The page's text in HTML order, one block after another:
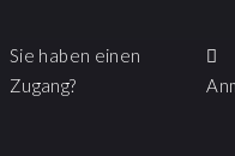
Sie haben einen
Zugang?